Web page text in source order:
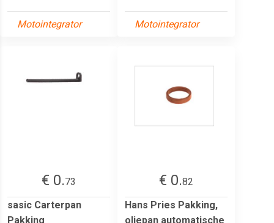
Motointegrator Motointegrator
€ 0.73
sasic Carterpan
Pakking
€ 0.82
Hans Pries Pakking,
oliepan automatische